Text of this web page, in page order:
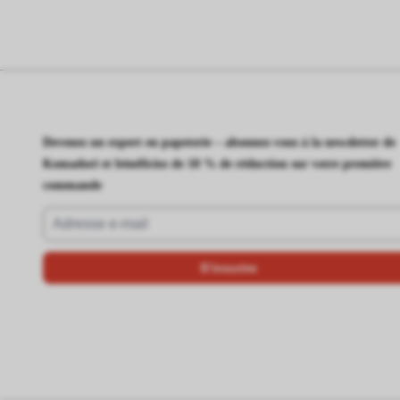
Devenez un expert en papeterie – abonnez-vous à la newsletter de
Komadori et bénéficiez de 10 % de réduction sur votre première
commande